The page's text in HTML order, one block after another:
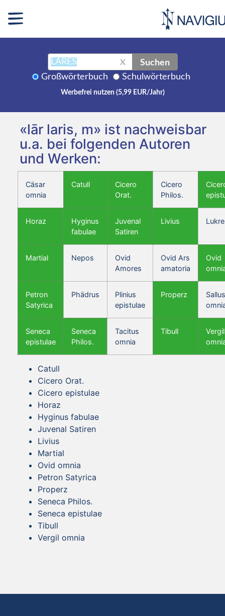
X Suchen
Großwörterbuch Schulwörterbuch
Werbefrei nutzen (5,99 EUR/Jahr)
«lār laris, m» ist nachweisbar
u.a. bei folgenden Autoren
und Werken:
Cäsar
omnia
Catull
Cicero
Orat.
Cicero
Philos.
Horaz
Hyginus
fabulae
Juvenal
Satiren
Livius
Martial Nepos
Ovid
Amores
Ovid Ars
amatoria
Ovid
Petron
Satyrica
Phädrus
Plinius
epistulae
Properz
Seneca
epistulae
Seneca
Philos.
Tacitus
omnia
Tibull
Vergil
Catull
Cicero Orat.
Cicero epistulae
Horaz
Hyginus fabulae
Juvenal Satiren
Livius
Martial
Ovid omnia
Petron Satyrica
Properz
Seneca Philos.
Seneca epistulae
Tibull
Vergil omnia